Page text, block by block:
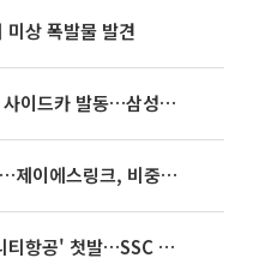
미상 폭발물 발견
코스피, 장중 5%대 급락에 사이드카 발동…삼성·SK 동반 폭락
트럼프 “자석 사업을 하라”…제이에스링크, 비중국 영구자석 공급망 구축 속도
티웨이항공, 새 이름 '트리니티항공' 첫발…SSC 전략 본격화